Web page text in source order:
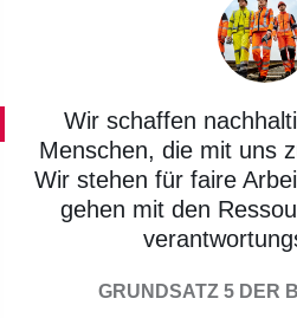
Wir schaffen
Menschen, die mit uns
Wir stehen für faire
gehen mit den
GRUNDSATZ 5 DER